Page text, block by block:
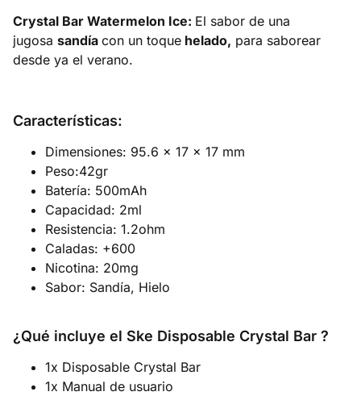
Crystal Bar Watermelon Ice: El sabor de una
jugosa sandía con un toque helado, para saborear
desde ya el verano.
Características:
Dimensiones: 95.6 x 17 x 17 mm
Peso:42gr
Batería: 500mAh
Capacidad: 2ml
Resistencia: 1.2ohm
Caladas: +600
Nicotina: 20mg
Sabor: Sandía, Hielo
¿Qué incluye el Ske Disposable Crystal Bar ?
1x Disposable Crystal Bar
1x Manual de usuario